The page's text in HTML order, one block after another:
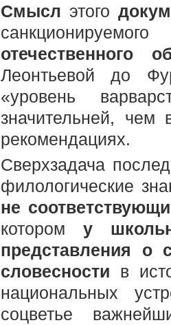
Смыслэтого
отечественного
Леонтьевой до
«уровень
значительней, чем
рекомендациях.
Сверхзадача
филологические
не
котором у
представления о
словесности в
национальных
соцветье